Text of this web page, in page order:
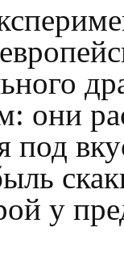
они
под
у